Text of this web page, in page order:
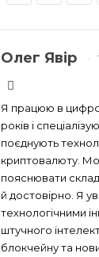
Олег Явір
Я працюю в
років і
поєднують
криптовалюту.
пояснювати
й достовірно. Я
технологічними
штучного
блокчейну та